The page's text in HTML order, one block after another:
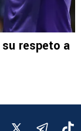
respeto a